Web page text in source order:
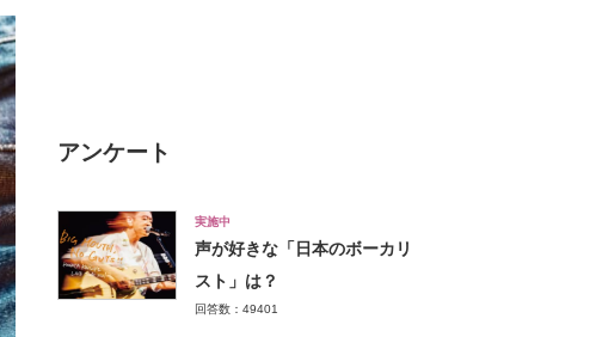
アンケート
実施中
声が好きな「日本のボーカリ
スト」は？
回答数：49401